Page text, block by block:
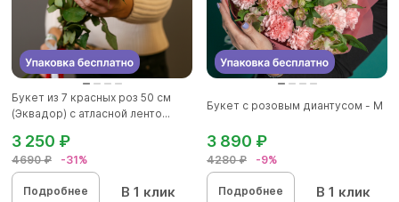
Букет из 7 красных роз 50 см
(Эквадор) с атласной ленто...
4690 ₽ -31%
3 250 ₽
Подробнее В 1 клик
Букет с розовым диантусом - М
4280 ₽ -9%
3 890 ₽
Подробнее В 1 клик